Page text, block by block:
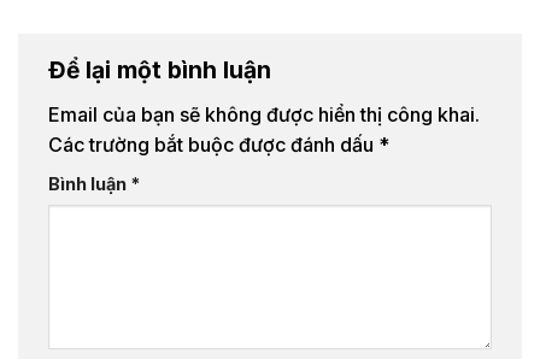
Để lại một bình luận
Email của bạn sẽ không được hiển thị công khai.
Các trường bắt buộc được đánh dấu *
Bình luận *